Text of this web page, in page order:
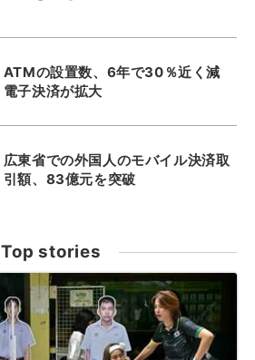
ATMの設置数、6年で30％近く減
電子決済が拡大
広東省での外国人のモバイル決済取
引額、83億元を突破
Top stories